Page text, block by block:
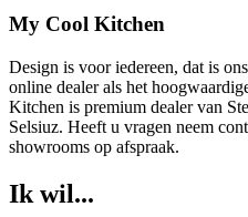
My Cool Kitchen
Design is voor iedereen, dat is
online dealer als het
Kitchen is premium dealer van
Selsiuz. Heeft u vragen neem
showrooms op afspraak.
Ik wil...